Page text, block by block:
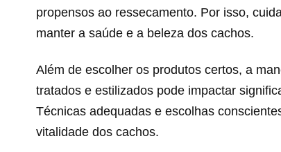
propensos ao ressecamento. Por isso,
manter a saúde e a beleza dos cachos.
Além de escolher os produtos certos, a
tratados e estilizados pode impactar
Técnicas adequadas e escolhas
vitalidade dos cachos.